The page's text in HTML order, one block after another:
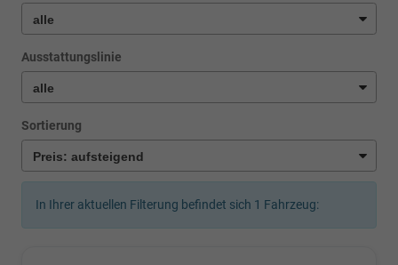
Ausstattungslinie
Sortierung
In Ihrer aktuellen Filterung befindet sich 1 Fahrzeug: